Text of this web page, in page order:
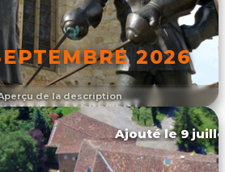
de la description
2026
L'ÉVÉNEMENT
Ajouté le 9